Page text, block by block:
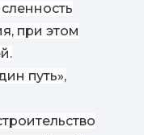
при этом
путь»,